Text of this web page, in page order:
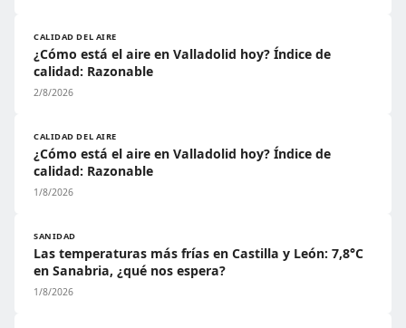
CALIDAD DEL AIRE
¿Cómo está el aire en Valladolid hoy? Índice de
calidad: Razonable
2/8/2026
CALIDAD DEL AIRE
¿Cómo está el aire en Valladolid hoy? Índice de
calidad: Razonable
1/8/2026
SANIDAD
Las temperaturas más frías en Castilla y León: 7,8°C
en Sanabria, ¿qué nos espera?
1/8/2026